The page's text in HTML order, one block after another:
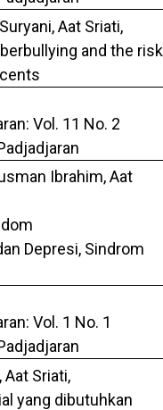
Aat Sriati,
and the risk
Vol. 11 No. 2
Ibrahim, Aat
Depresi, Sindrom
Vol. 1 No. 1
Aat Sriati,
yang dibutuhkan